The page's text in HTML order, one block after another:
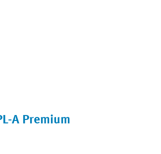
A Premium